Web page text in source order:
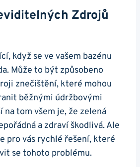
Zdrojů
když se ve vašem bazénu
Může to být způsobeno
znečištění, které mohou
běžnými údržbovými
na tom všem je, že zelená
a zdraví škodlivá. Ale
pro vás rychlé řešení, které
se tohoto problému.